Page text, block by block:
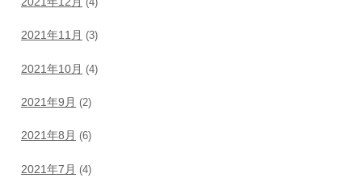
(4)
2021年11月 (3)
2021年10月 (4)
2021年9月 (2)
2021年8月 (6)
2021年7月 (4)